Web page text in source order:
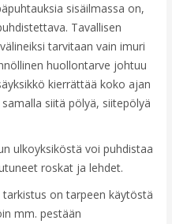
sisäilmassa on,
Tavallisen
tarvitaan vain imuri
huollontarve johtuu
kierrättää koko ajan
siitä pölyä, siitepölyä
ulkoyksiköstä voi puhdistaa
roskat ja lehdet.
on tarpeen käytöstä
mm. pestään